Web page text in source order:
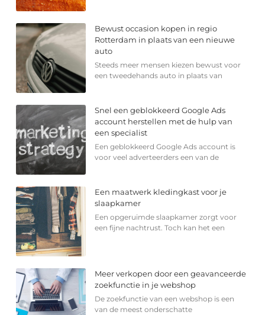
Bewust occasion kopen in regio
Rotterdam in plaats van een nieuwe
auto
Steeds meer mensen kiezen bewust voor
een tweedehands auto in plaats van
Snel een geblokkeerd Google Ads
account herstellen met de hulp van
een specialist
Een geblokkeerd Google Ads account is
voor veel adverteerders een van de
Een maatwerk kledingkast voor je
slaapkamer
Een opgeruimde slaapkamer zorgt voor
een fijne nachtrust. Toch kan het een
Meer verkopen door een geavanceerde
zoekfunctie in je webshop
De zoekfunctie van een webshop is een
van de meest onderschatte